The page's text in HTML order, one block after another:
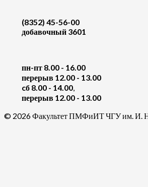
(8352) 45-56-00
добавочный 3601
пн-пт 8.00 - 16.00
перерыв 12.00 - 13.00
cб 8.00 - 14.00,
перерыв 12.00 - 13.00
© 2026 Факультет ПМФиИТ ЧГУ им. И.